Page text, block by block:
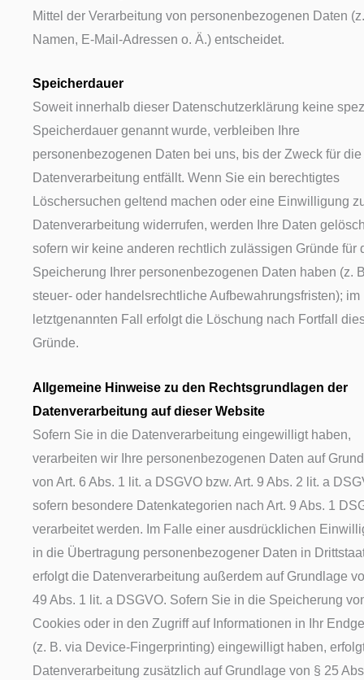
Mittel der Verarbeitung von personenbezogenen Daten
Namen, E-Mail-Adressen o. Ä.) entscheidet.
Speicherdauer
Soweit innerhalb dieser Datenschutzerklärung keine
Speicherdauer genannt wurde, verbleiben Ihre
personenbezogenen Daten bei uns, bis der Zweck für die
Datenverarbeitung entfällt. Wenn Sie ein berechtigtes
Löschersuchen geltend machen oder eine Einwilligung
Datenverarbeitung widerrufen, werden Ihre Daten
sofern wir keine anderen rechtlich zulässigen Gründe für
Speicherung Ihrer personenbezogenen Daten haben (z.
steuer- oder handelsrechtliche Aufbewahrungsfristen); im
letztgenannten Fall erfolgt die Löschung nach Fortfall
Gründe.
Allgemeine Hinweise zu den Rechtsgrundlagen der
Datenverarbeitung auf dieser Website
Sofern Sie in die Datenverarbeitung eingewilligt haben,
verarbeiten wir Ihre personenbezogenen Daten auf
von Art. 6 Abs. 1 lit. a DSGVO bzw. Art. 9 Abs. 2 lit. a
sofern besondere Datenkategorien nach Art. 9 Abs. 1
verarbeitet werden. Im Falle einer ausdrücklichen
in die Übertragung personenbezogener Daten in
erfolgt die Datenverarbeitung außerdem auf Grundlage
49 Abs. 1 lit. a DSGVO. Sofern Sie in die Speicherung
Cookies oder in den Zugriff auf Informationen in Ihr
(z. B. via Device-Fingerprinting) eingewilligt haben,
Datenverarbeitung zusätzlich auf Grundlage von § 25